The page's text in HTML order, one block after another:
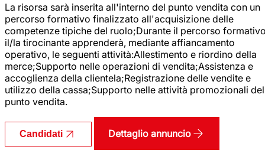
La risorsa sarà inserita all'interno del punto vendita con un
percorso formativo finalizzato all'acquisizione delle
competenze tipiche del ruolo;Durante il percorso
il/la tirocinante apprenderà, mediante affiancamento
operativo, le seguenti attività:Allestimento e riordino della
merce;Supporto nelle operazioni di vendita;Assistenza e
accoglienza della clientela;Registrazione delle vendite e
utilizzo della cassa;Supporto nelle attività promozionali del
punto vendita.
Candidati Dettaglio annuncio